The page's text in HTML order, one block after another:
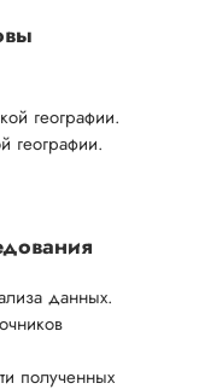
географии.
географии.
данных.
полученных